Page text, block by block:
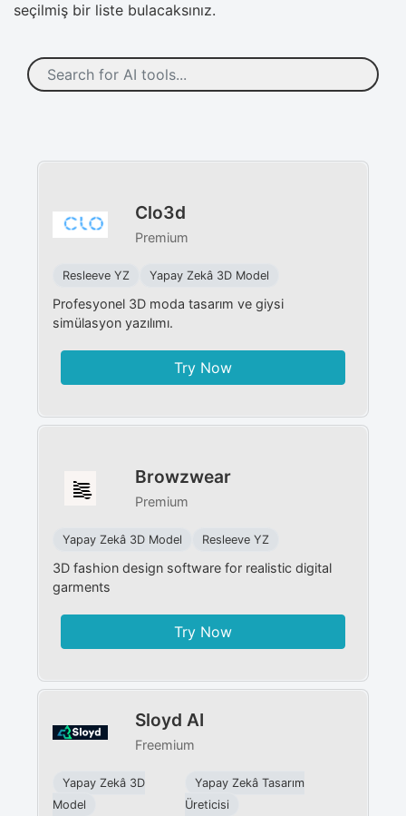
seçilmiş bir liste bulacaksınız.
Clo3d
Premium
Resleeve YZ Yapay Zekâ 3D Model
Profesyonel 3D moda tasarım ve giysi
simülasyon yazılımı.
Try Now
Browzwear
Premium
Yapay Zekâ 3D Model Resleeve YZ
3D fashion design software for realistic digital
garments
Try Now
Sloyd AI
Freemium
Yapay Zekâ 3D
Model
Yapay Zekâ Tasarım
Üreticisi